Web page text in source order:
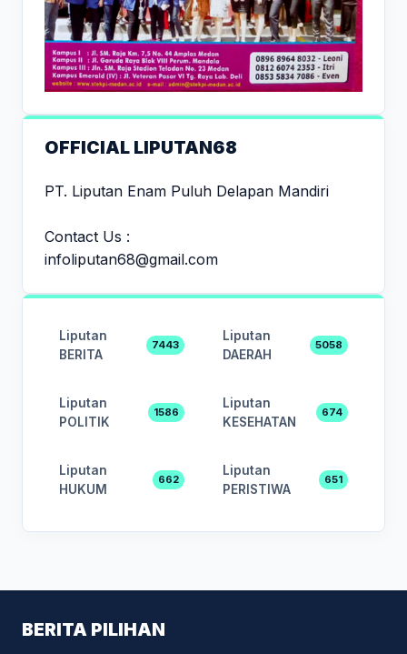
OFFICIAL LIPUTAN68
PT. Liputan Enam Puluh Delapan Mandiri
Contact Us :
infoliputan68@gmail.com
Liputan
BERITA
7443
Liputan
DAERAH
5058
Liputan
POLITIK
1586
Liputan
KESEHATAN
674
Liputan
HUKUM
662
Liputan
PERISTIWA
651
BERITA PILIHAN